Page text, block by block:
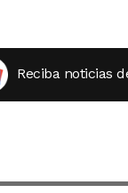
Reciba noticias